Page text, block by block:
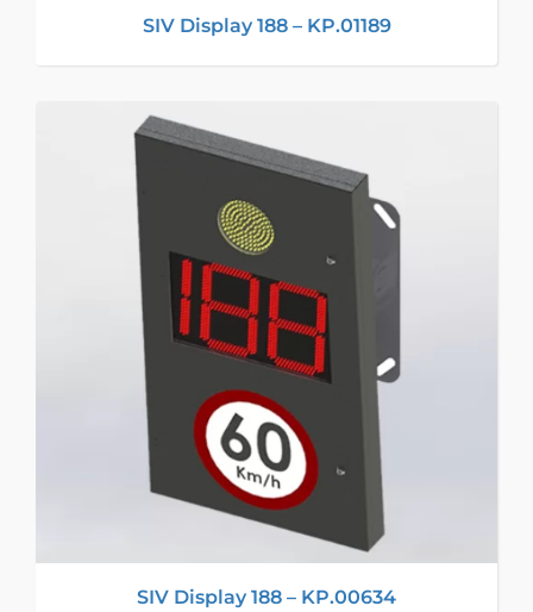
SIV Display 188 – KP.01189
SIV Display 188 – KP.00634